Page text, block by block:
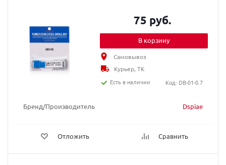
Бренд/Производитель Dspiae
Отложить Сравнить
75 руб.
В корзину
Самовывоз
Курьер, ТК
Есть в наличии
Код: DB-01-0.7